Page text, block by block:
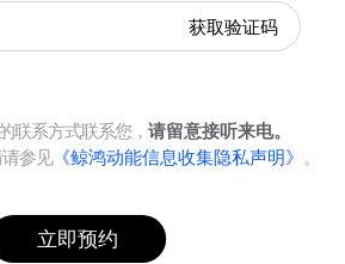
获取验证码
联系方式联系您， 请留意接听来电。
参见《鲸鸿动能信息收集隐私声明》 。
立即预约